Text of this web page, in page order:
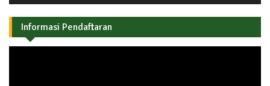
Informasi Pendaftaran